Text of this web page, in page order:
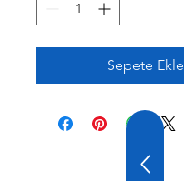
Sepete Ekle